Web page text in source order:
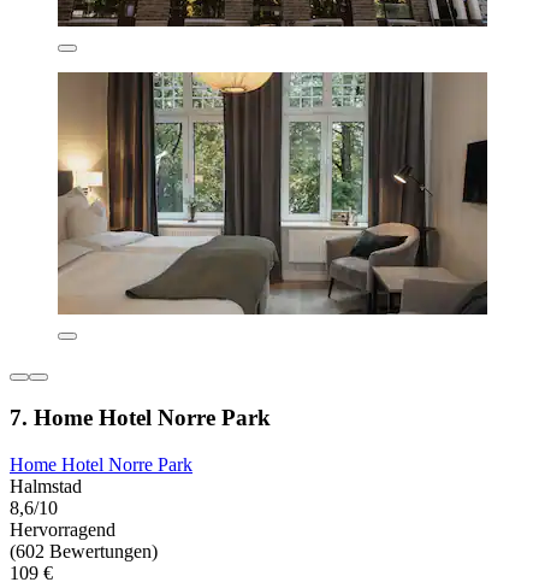
7. Home Hotel Norre Park
Home Hotel Norre Park
Halmstad
8,6/10
Hervorragend
(602 Bewertungen)
109 €